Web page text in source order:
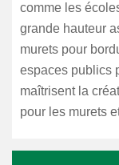
comme les
grande hauteur
murets pour
espaces publics
maîtrisent la
pour les murets